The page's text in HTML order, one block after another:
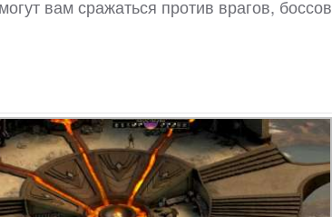
вам сражаться против врагов, боссов